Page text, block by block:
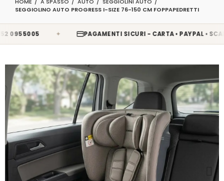
SEGGIOLINO AUTO PROGRESS I-SIZE 76-150 CM FOPPAPEDRETTI
PAGAMENTI SICURI - CARTA • PAYPAL •